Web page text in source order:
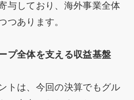
与しており、海外事業全体
つあります。
プ全体を支える収益基盤
トは、今回の決算でもグル